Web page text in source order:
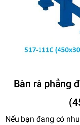
Bàn rà phẳng
Nếu bạn đang có